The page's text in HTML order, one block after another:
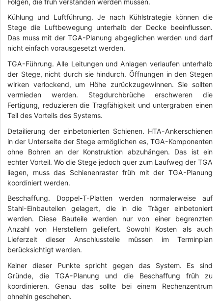
Kühlung und Luftführung. Je nach Kühlstrategie können die
Stege die Luftbewegung unterhalb der Decke beeinflussen.
Das muss mit der TGA-Planung abgeglichen werden und darf
nicht einfach vorausgesetzt werden.
TGA-Führung. Alle Leitungen und Anlagen verlaufen unterhalb
der Stege, nicht durch sie hindurch. Öffnungen in den Stegen
wirken verlockend, um Höhe zurückzugewinnen. Sie sollten
vermieden werden. Stegdurchbrüche erschweren die
Fertigung, reduzieren die Tragfähigkeit und untergraben einen
Teil des Vorteils des Systems.
Detailierung der einbetonierten Schienen. HTA-Ankerschienen
in der Unterseite der Stege ermöglichen es, TGA-Komponenten
ohne Bohren an der Konstruktion abzuhängen. Das ist ein
echter Vorteil. Wo die Stege jedoch quer zum Laufweg der TGA
liegen, muss das Schienenraster früh mit der TGA-Planung
koordiniert werden.
Beschaffung. Doppel-T-Platten werden normalerweise auf
Stahl-Einbauteilen gelagert, die in die Träger einbetoniert
werden. Diese Bauteile werden nur von einer begrenzten
Anzahl von Herstellern geliefert. Sowohl Kosten als auch
Lieferzeit dieser Anschlussteile müssen im Terminplan
berücksichtigt werden.
Keiner dieser Punkte spricht gegen das System. Es sind
Gründe, die TGA-Planung und die Beschaffung früh zu
koordinieren. Genau das sollte bei einem Rechenzentrum
ohnehin geschehen.